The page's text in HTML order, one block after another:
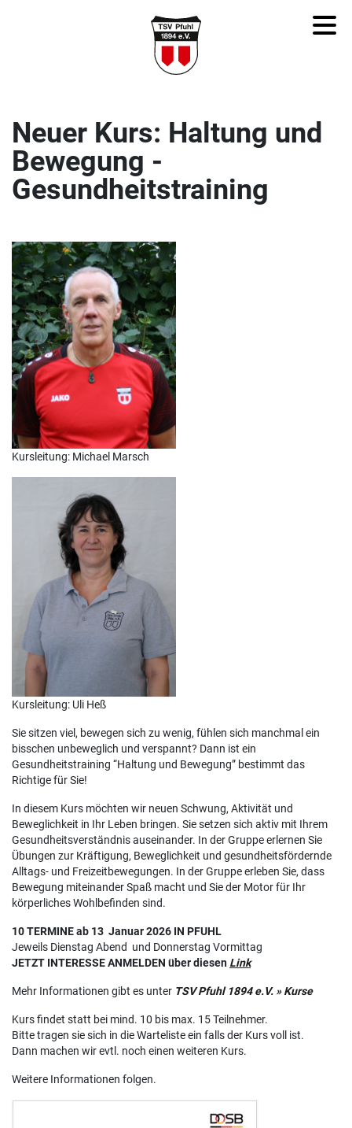
Neuer Kurs: Haltung und
Bewegung -
Gesundheitstraining
Kursleitung: Michael Marsch
Kursleitung: Uli Heß
Sie sitzen viel, bewegen sich zu wenig, fühlen sich manchmal ein
bisschen unbeweglich und verspannt? Dann ist ein
Gesundheitstraining “Haltung und Bewegung” bestimmt das
Richtige für Sie!
In diesem Kurs möchten wir neuen Schwung, Aktivität und
Beweglichkeit in Ihr Leben bringen. Sie setzen sich aktiv mit Ihrem
Gesundheitsverständnis auseinander. In der Gruppe erlernen Sie
Übungen zur Kräftigung, Beweglichkeit und gesundheitsfördernde
Alltags- und Freizeitbewegungen. In der Gruppe erleben Sie, dass
Bewegung miteinander Spaß macht und Sie der Motor für Ihr
körperliches Wohlbefinden sind.
10 TERMINE ab 13 Januar 2026 IN PFUHL
Jeweils Dienstag Abend und Donnerstag Vormittag
JETZT INTERESSE ANMELDEN über diesen Link
Mehr Informationen gibt es unter TSV Pfuhl 1894 e.V. » Kurse
Kurs findet statt bei mind. 10 bis max. 15 Teilnehmer.
Bitte tragen sie sich in die Warteliste ein falls der Kurs voll ist.
Dann machen wir evtl. noch einen weiteren Kurs.
Weitere Informationen folgen.